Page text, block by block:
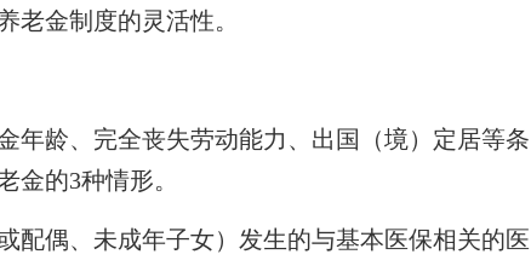
老金制度的灵活性。
龄、完全丧失劳动能力、出国（境）定居等条
金的3种情形。
偶、未成年子女）发生的与基本医保相关的医